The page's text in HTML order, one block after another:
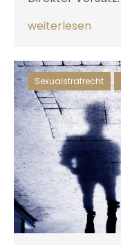
weiterlesen
Sexualstrafrecht ,